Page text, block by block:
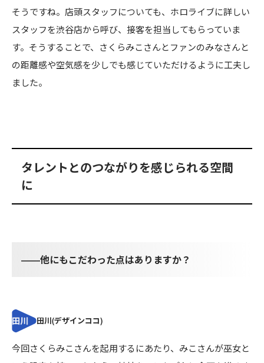
そうですね。店頭スタッフについても、ホロライブに詳しい
スタッフを渋谷店から呼び、接客を担当してもらっていま
す。そうすることで、さくらみこさんとファンのみなさんと
の距離感や空気感を少しでも感じていただけるように工夫し
ました。
タレントとのつながりを感じられる空間
に
――他にもこだわった点はありますか？
今回さくらみこさんを起用するにあたり、みこさんが巫女と